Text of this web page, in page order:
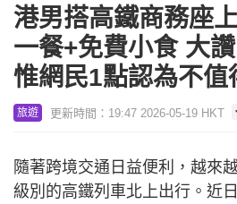
港男搭高鐵商務座
一餐+免費小食 大
惟網民1點認為不值
旅遊 更新時間：19:47 2026-05-19 HKT
隨著跨境交通日益便利，越來
級別的高鐵列車北上出行。近